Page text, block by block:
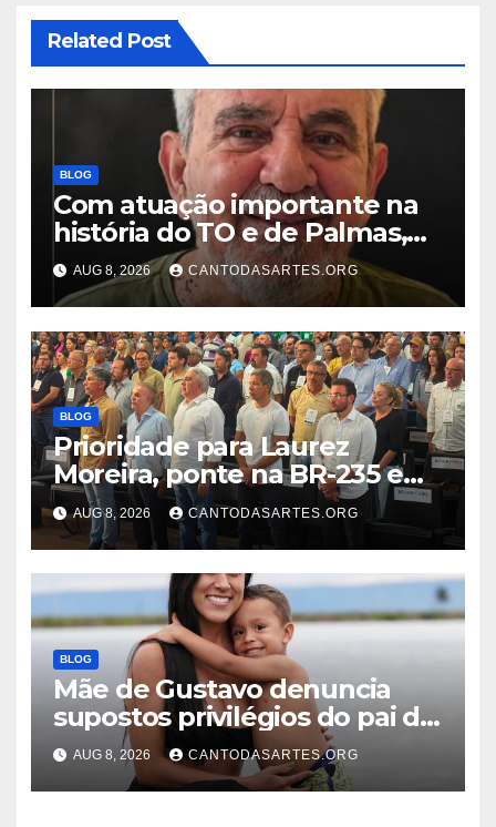
Related Post
BLOG
Com atuação importante na
história do TO e de Palmas,
morre Israel Siqueira; Palmas
decreta luto oficial de três
dias
AUG 8, 2026 CANTODASARTES.ORG
BLOG
Prioridade para Laurez
Moreira, ponte na BR-235 em
Pedro Afonso será construída
pelo Presidente Lula
AUG 8, 2026 CANTODASARTES.ORG
BLOG
Mãe de Gustavo denuncia
supostos privilégios do pai do
menino na prisão: “Sendo
tratado como um rei”
AUG 8, 2026 CANTODASARTES.ORG